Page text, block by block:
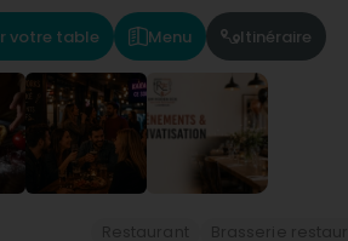
votre table Menu Itinéraire